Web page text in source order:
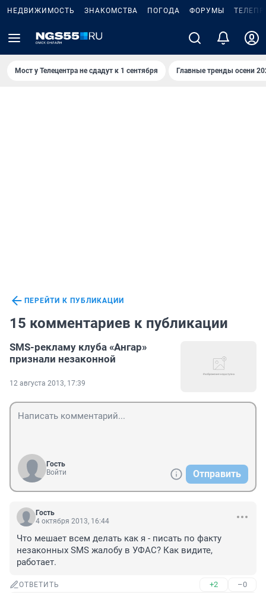
НЕДВИЖИМОСТЬ ЗНАКОМСТВА ПОГОДА ФОРУМЫ
Мост у Телецентра не сдадут к 1 сентября Главные тренды осени
ПЕРЕЙТИ К ПУБЛИКАЦИИ
15 комментариев к публикации
SMS-рекламу клуба «Ангар»
признали незаконной
12 августа 2013, 17:39
Гость
Войти
Отправить
Гость
4 октября 2013, 16:44
Что мешает всем делать как я - писать по факту
незаконных SMS жалобу в УФАС? Как видите,
работает.
ОТВЕТИТЬ +2 –0